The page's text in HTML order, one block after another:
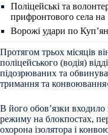
Поліцейські та
прифронтового села на
Ворожі удари по
Протягом трьох місяців
поліцейського (водія)
підозрюваних та
тримання та
В його обовʼязки
режиму на блокпостах,
охорона ізолятора і